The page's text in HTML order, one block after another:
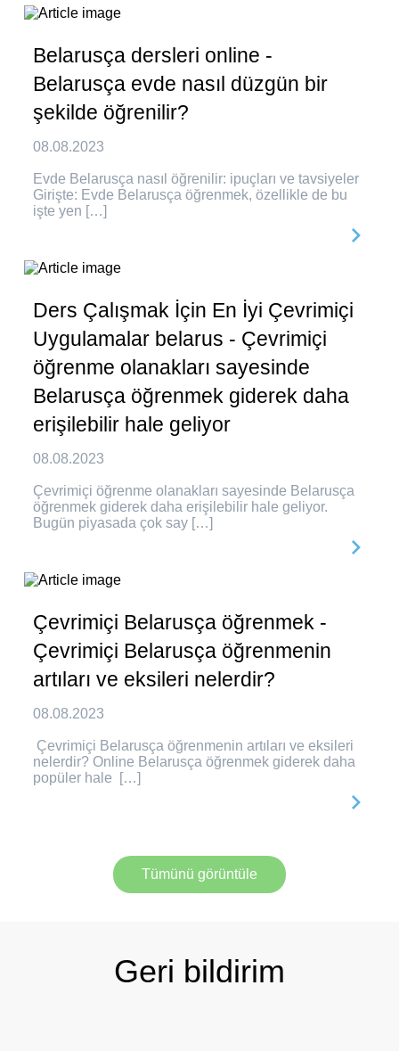
Belarusça dersleri online -
Belarusça evde nasıl düzgün bir
şekilde öğrenilir?
08.08.2023
Evde Belarusça nasıl öğrenilir: ipuçları ve tavsiyeler
Girişte: Evde Belarusça öğrenmek, özellikle de bu
işte yen […]
Ders Çalışmak İçin En İyi Çevrimiçi
Uygulamalar belarus - Çevrimiçi
öğrenme olanakları sayesinde
Belarusça öğrenmek giderek daha
erişilebilir hale geliyor
08.08.2023
Çevrimiçi öğrenme olanakları sayesinde Belarusça
öğrenmek giderek daha erişilebilir hale geliyor.
Bugün piyasada çok say […]
Çevrimiçi Belarusça öğrenmek -
Çevrimiçi Belarusça öğrenmenin
artıları ve eksileri nelerdir?
08.08.2023
Çevrimiçi Belarusça öğrenmenin artıları ve eksileri
nelerdir? Online Belarusça öğrenmek giderek daha
popüler hale […]
Tümünü görüntüle
Geri bildirim